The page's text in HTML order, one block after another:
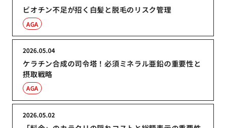
ビオチン不足が招く白髪と脱毛のリスク管理
AGA
ケラチン合成の司令塔！必須ミネラル亜鉛の重要性と
摂取戦略
2026.05.04
AGA
2026.05.02